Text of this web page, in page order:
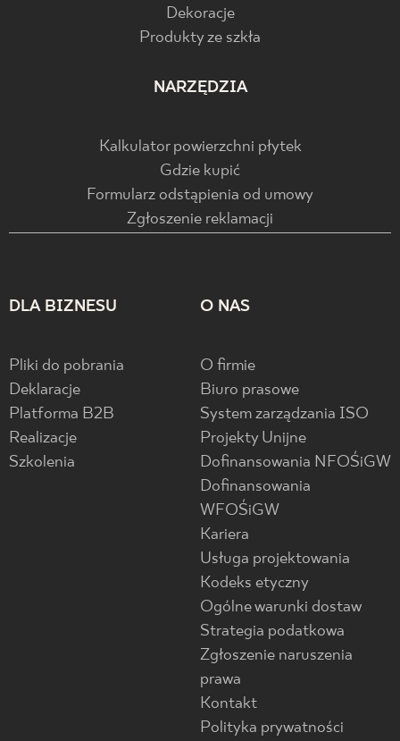
Dekoracje
Produkty ze szkła
NARZĘDZIA
Kalkulator powierzchni płytek
Gdzie kupić
Formularz odstąpienia od umowy
Zgłoszenie reklamacji
DLA BIZNESU
Pliki do pobrania
Deklaracje
Platforma B2B
Realizacje
Szkolenia
O NAS
O firmie
Biuro prasowe
System zarządzania ISO
Projekty Unijne
Dofinansowania NFOŚiGW
Dofinansowania
WFOŚiGW
Kariera
Usługa projektowania
Kodeks etyczny
Ogólne warunki dostaw
Strategia podatkowa
Zgłoszenie naruszenia
prawa
Kontakt
Polityka prywatności